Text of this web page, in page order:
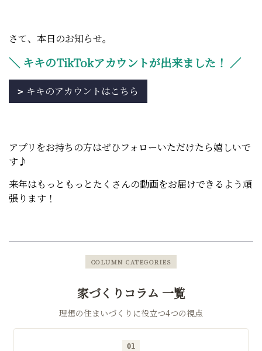
さて、本日のお知らせ。
＼ キキのTikTokアカウントが出来ました！ ／
キキのアカウントはこちら
アプリをお持ちの方はぜひフォローいただけたら嬉しいで
す♪
来年はもっともっとたくさんの動画をお届けできるよう頑
張ります！
COLUMN CATEGORIES
家づくりコラム 一覧
理想の住まいづくりに役立つ4つの視点
01